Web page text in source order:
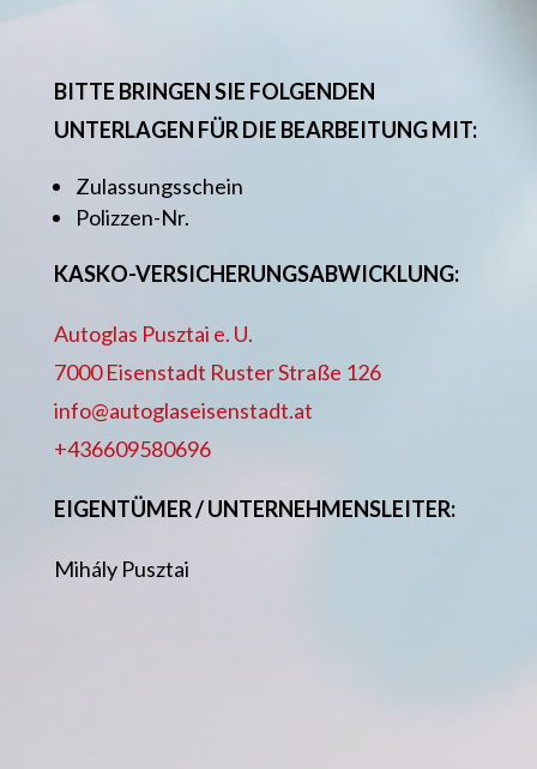
BITTE BRINGEN SIE FOLGENDEN
UNTERLAGEN FÜR DIE BEARBEITUNG MIT:
Zulassungsschein
Polizzen-Nr.
KASKO-VERSICHERUNGSABWICKLUNG:
Autoglas Pusztai e. U.
7000 Eisenstadt Ruster Straße 126
info@autoglaseisenstadt.at
+436609580696
EIGENTÜMER / UNTERNEHMENSLEITER:
Mihály Pusztai